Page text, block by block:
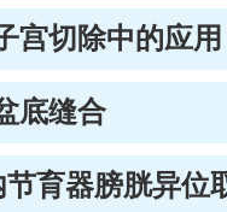
宫切除中的应
底缝合
育器膀胱异位